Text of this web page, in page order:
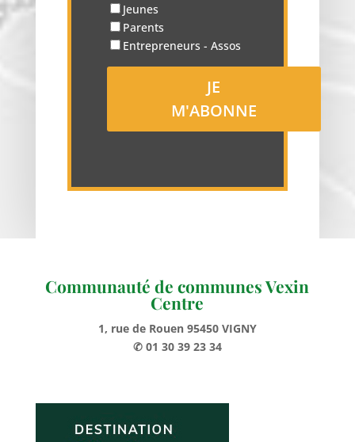
Jeunes
Parents
Entrepreneurs - Assos
Communauté de communes Vexin
Centre
1, rue de Rouen 95450 VIGNY
✆ 01 30 39 23 34